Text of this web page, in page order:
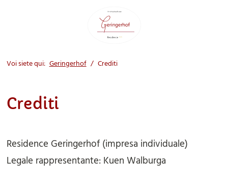
Voi siete qui: Geringerhof Crediti
Crediti
Residence Geringerhof (impresa individuale)
Legale rappresentante: Kuen Walburga